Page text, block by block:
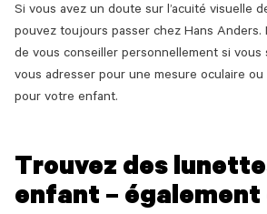
Si vous avez un doute sur l’acuité visuelle
pouvez toujours passer chez Hans Anders.
de vous conseiller personnellement si vous
vous adresser pour une mesure oculaire
pour votre enfant.
Trouvez des
enfant – également